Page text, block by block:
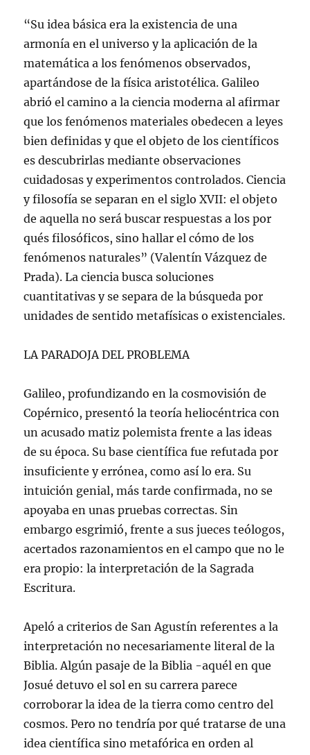
“Su idea básica era la existencia de una
armonía en el universo y la aplicación de la
matemática a los fenómenos observados,
apartándose de la física aristotélica. Galileo
abrió el camino a la ciencia moderna al afirmar
que los fenómenos materiales obedecen a leyes
bien definidas y que el objeto de los científicos
es descubrirlas mediante observaciones
cuidadosas y experimentos controlados. Ciencia
y filosofía se separan en el siglo XVII: el objeto
de aquella no será buscar respuestas a los por
qués filosóficos, sino hallar el cómo de los
fenómenos naturales” (Valentín Vázquez de
Prada). La ciencia busca soluciones
cuantitativas y se separa de la búsqueda por
unidades de sentido metafísicas o existenciales.
LA PARADOJA DEL PROBLEMA
Galileo, profundizando en la cosmovisión de
Copérnico, presentó la teoría heliocéntrica con
un acusado matiz polemista frente a las ideas
de su época. Su base científica fue refutada por
insuficiente y errónea, como así lo era. Su
intuición genial, más tarde confirmada, no se
apoyaba en unas pruebas correctas. Sin
embargo esgrimió, frente a sus jueces teólogos,
acertados razonamientos en el campo que no le
era propio: la interpretación de la Sagrada
Escritura.
Apeló a criterios de San Agustín referentes a la
interpretación no necesariamente literal de la
Biblia. Algún pasaje de la Biblia -aquél en que
Josué detuvo el sol en su carrera parece
corroborar la idea de la tierra como centro del
cosmos. Pero no tendría por qué tratarse de una
idea científica sino metafórica en orden al